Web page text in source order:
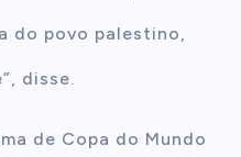
do povo palestino,
disse.
de Copa do Mundo